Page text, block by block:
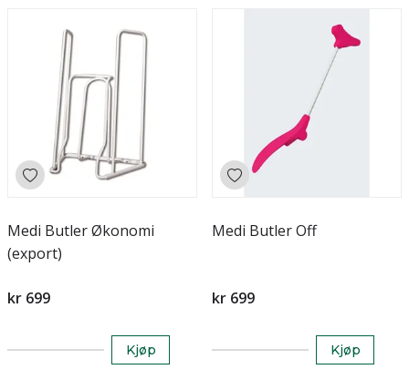
Medi Butler Økonomi
(export)
kr 699
Kjøp
Medi Butler Off
kr 699
Kjøp